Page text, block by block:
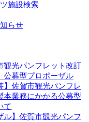
施設検索
らせ
観光パンフレット改訂
募型プロポーザル
】佐賀市観光パンフレ
本業務にかかる公募型
て
ル】佐賀市観光パンフ